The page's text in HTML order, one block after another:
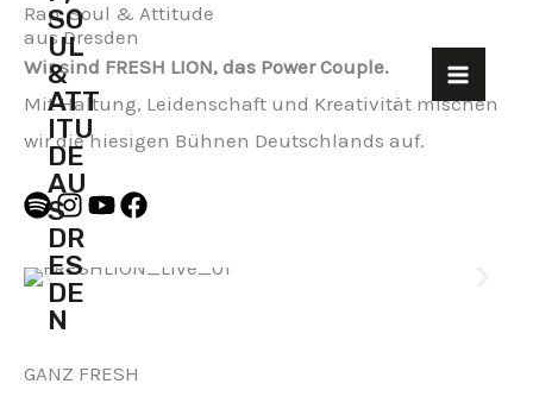
Rap, Soul & Attitude
aus Dresden
Wir sind FRESH LION, das Power Couple.
Mit Haltung, Leidenschaft und Kreativität mischen
wir die hiesigen Bühnen Deutschlands auf.
S
P
O
T
F
Y
I
N
S
T
A
R
Y
T
E
F
E
O
GANZ FRESH
YOUTUBE